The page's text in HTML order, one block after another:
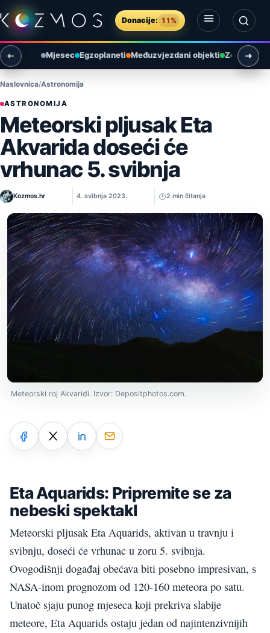
Preskoči na sadržaj
Donacije: 11%
Otvori izbornik
Otvori pretragu
Mjesec Egzoplaneti Međuzvjezdani objekti Zemlja i
Naslovnica Astronomija
ASTRONOMIJA
Meteorski pljusak Eta
Akvarida doseći će
vrhunac 5. svibnja
Kozmos.hr 4. svibnja 2023. 2 min čitanja
Meteorski roj Akvaridi. Izvor: Depositphotos.com.
Eta Aquarids: Pripremite se za
nebeski spektakl
Meteorski pljusak Eta Aquarids, aktivan u travnju i
svibnju, doseći će vrhunac u zoru 5. svibnja.
Ovogodišnji događaj obećava biti posebno impresivan, s
NASA-inom prognozom od 120-160 meteora po satu.
Unatoč sjaju punog mjeseca koji prekriva slabije
meteore, Eta Aquarids ostaju jedan od najintenzivnijih